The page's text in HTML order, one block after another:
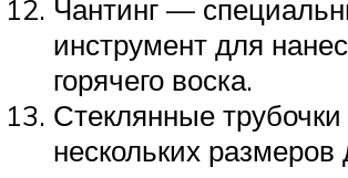
Чантинг —
инструмент для
горячего воска.
Стеклянные трубочки
нескольких размеров